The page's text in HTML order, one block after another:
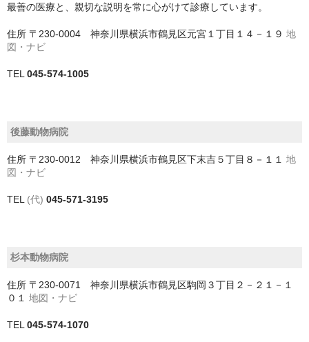
京都市
京都市以外
兵庫県
神戸市
神戸市以外
八街市
勝浦市
最善の医療と、親切な説明を常に心がけて診療しています。
住所 〒230-0004 神奈川県横浜市鶴見区元宮１丁目１４－１９ 地
図・ナビ
TEL 045-574-1005
後藤動物病院
住所 〒230-0012 神奈川県横浜市鶴見区下末吉５丁目８－１１ 地
図・ナビ
TEL (代) 045-571-3195
杉本動物病院
住所 〒230-0071 神奈川県横浜市鶴見区駒岡３丁目２－２１－１
０１ 地図・ナビ
TEL 045-574-1070